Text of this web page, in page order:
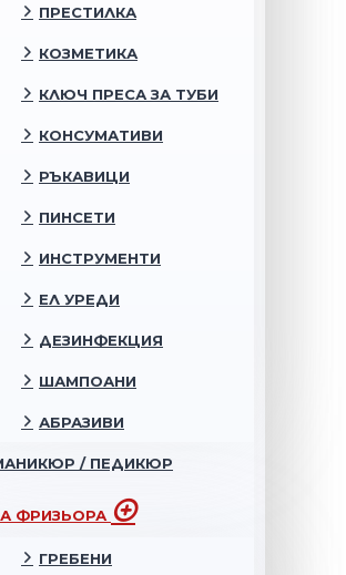
ПРЕСТИЛКА
КОЗМЕТИКА
КЛЮЧ ПРЕСА ЗА ТУБИ
КОНСУМАТИВИ
РЪКАВИЦИ
ПИНСЕТИ
ИНСТРУМЕНТИ
ЕЛ УРЕДИ
ДЕЗИНФЕКЦИЯ
ШАМПОАНИ
АБРАЗИВИ
/ ПЕДИКЮР
ФРИЗЬОРА
ГРЕБЕНИ